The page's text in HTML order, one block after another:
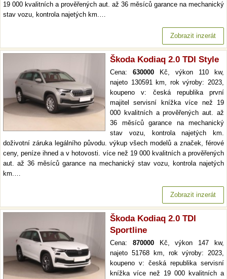
19 000 kvalitních a prověřených aut. až 36 měsíců garance na mechanický
stav vozu, kontrola najetých km.…
Zobrazit inzerát
Škoda Kodiaq 2.0 TDI Style
Cena: 630000 Kč, výkon 110 kw,
najeto 130591 km, rok výroby: 2023,
koupeno v: česká republika první
majitel servisní knížka více než 19
000 kvalitních a prověřených aut. až
36 měsíců garance na mechanický
stav vozu, kontrola najetých km.
doživotní záruka legálního původu. výkup všech modelů a značek, férové
ceny, peníze ihned a v hotovosti. více než 19 000 kvalitních a prověřených
aut. až 36 měsíců garance na mechanický stav vozu, kontrola najetých
km.…
Zobrazit inzerát
Škoda Kodiaq 2.0 TDI
Sportline
Cena: 870000Kč, výkon 147 kw,
najeto 51768 km, rok výroby: 2023,
koupeno v: česká republika servisní
knížka více než 19 000 kvalitních a